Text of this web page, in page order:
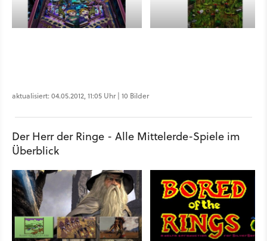
aktualisiert: 04.05.2012, 11:05 Uhr | 10 Bilder
Der Herr der Ringe - Alle Mittelerde-Spiele im
Überblick